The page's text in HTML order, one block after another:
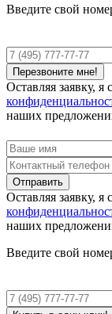
Введите свой
Оставляя заявку, я
наших
Оставляя заявку, я
наших
Введите свой